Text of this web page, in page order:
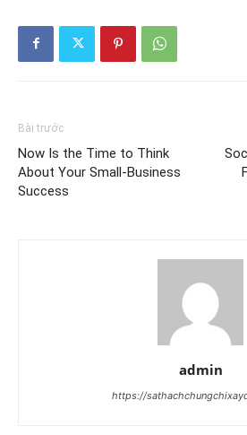
Bài trước
Now Is the Time to Think
About Your Small-Business
Success
admin
https://